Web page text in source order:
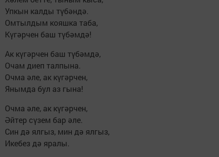
Упкын калды түбәндә.
Омтылдым кояшка таба,
Күгәрчен баш түбәмдә!
Ак күгәрчен баш түбәмдә,
Очам диеп талпына.
Очма әле, ак күгәрчен,
Янымда бул аз гына!
Очма әле, ак күгәрчен,
Әйтер сүзем бар әле.
Син дә ялгыз, мин дә ялгыз,
Икебез дә яралы.